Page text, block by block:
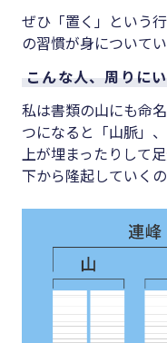
ぜひ「置く」という
の習慣が身についてい
こんな人、周りに
私は書類の山にも命
つになると「山脈」
上が埋まったりして
下から隆起していく